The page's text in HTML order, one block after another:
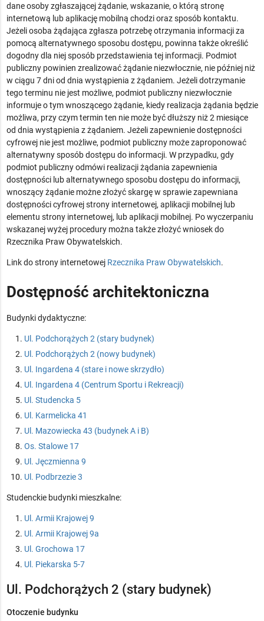
dane osoby zgłaszającej żądanie, wskazanie, o którą stronę
internetową lub aplikację mobilną chodzi oraz sposób kontaktu.
Jeżeli osoba żądająca zgłasza potrzebę otrzymania informacji za
pomocą alternatywnego sposobu dostępu, powinna także określić
dogodny dla niej sposób przedstawienia tej informacji. Podmiot
publiczny powinien zrealizować żądanie niezwłocznie, nie później niż
w ciągu 7 dni od dnia wystąpienia z żądaniem. Jeżeli dotrzymanie
tego terminu nie jest możliwe, podmiot publiczny niezwłocznie
informuje o tym wnoszącego żądanie, kiedy realizacja żądania będzie
możliwa, przy czym termin ten nie może być dłuższy niż 2 miesiące
od dnia wystąpienia z żądaniem. Jeżeli zapewnienie dostępności
cyfrowej nie jest możliwe, podmiot publiczny może zaproponować
alternatywny sposób dostępu do informacji. W przypadku, gdy
podmiot publiczny odmówi realizacji żądania zapewnienia
dostępności lub alternatywnego sposobu dostępu do informacji,
wnoszący żądanie możne złożyć skargę w sprawie zapewniana
dostępności cyfrowej strony internetowej, aplikacji mobilnej lub
elementu strony internetowej, lub aplikacji mobilnej. Po wyczerpaniu
wskazanej wyżej procedury można także złożyć wniosek do
Rzecznika Praw Obywatelskich.
Link do strony internetowej Rzecznika Praw Obywatelskich.
Dostępność architektoniczna
Budynki dydaktyczne:
Ul. Podchorążych 2 (stary budynek)
Ul. Podchorążych 2 (nowy budynek)
Ul. Ingardena 4 (stare i nowe skrzydło)
Ul. Ingardena 4 (Centrum Sportu i Rekreacji)
Ul. Studencka 5
Ul. Karmelicka 41
Ul. Mazowiecka 43 (budynek A i B)
Os. Stalowe 17
Ul. Jęczmienna 9
Ul. Podbrzezie 3
Studenckie budynki mieszkalne:
Ul. Armii Krajowej 9
Ul. Armii Krajowej 9a
Ul. Grochowa 17
Ul. Piekarska 5-7
Ul. Podchorążych 2 (stary budynek)
Otoczenie budynku